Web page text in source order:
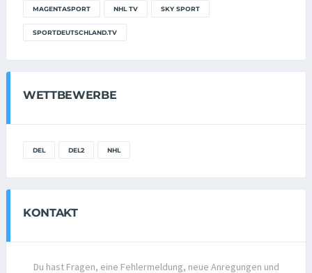
MAGENTASPORT NHL TV SKY SPORT
SPORTDEUTSCHLAND.TV
WETTBEWERBE
DEL DEL2 NHL
KONTAKT
Du hast Fragen, eine Fehlermeldung, neue Anregungen und